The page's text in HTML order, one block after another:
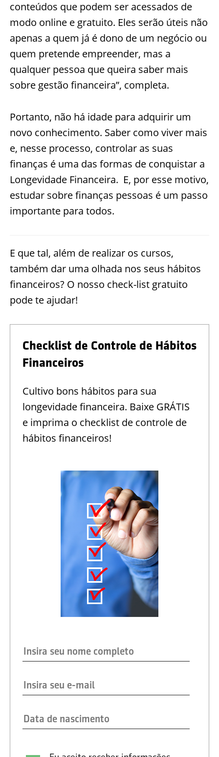
conteúdos que podem ser acessados de
modo online e gratuito. Eles serão úteis não
apenas a quem já é dono de um negócio ou
quem pretende empreender, mas a
qualquer pessoa que queira saber mais
sobre gestão financeira”, completa.
Portanto, não há idade para adquirir um
novo conhecimento. Saber como viver mais
e, nesse processo, controlar as suas
finanças é uma das formas de conquistar a
Longevidade Financeira. E, por esse motivo,
estudar sobre finanças pessoas é um passo
importante para todos.
E que tal, além de realizar os cursos,
também dar uma olhada nos seus hábitos
financeiros? O nosso check-list gratuito
pode te ajudar!
Checklist de Controle de Hábitos
Financeiros
Cultivo bons hábitos para sua
longevidade financeira. Baixe GRÁTIS
e imprima o checklist de controle de
hábitos financeiros!